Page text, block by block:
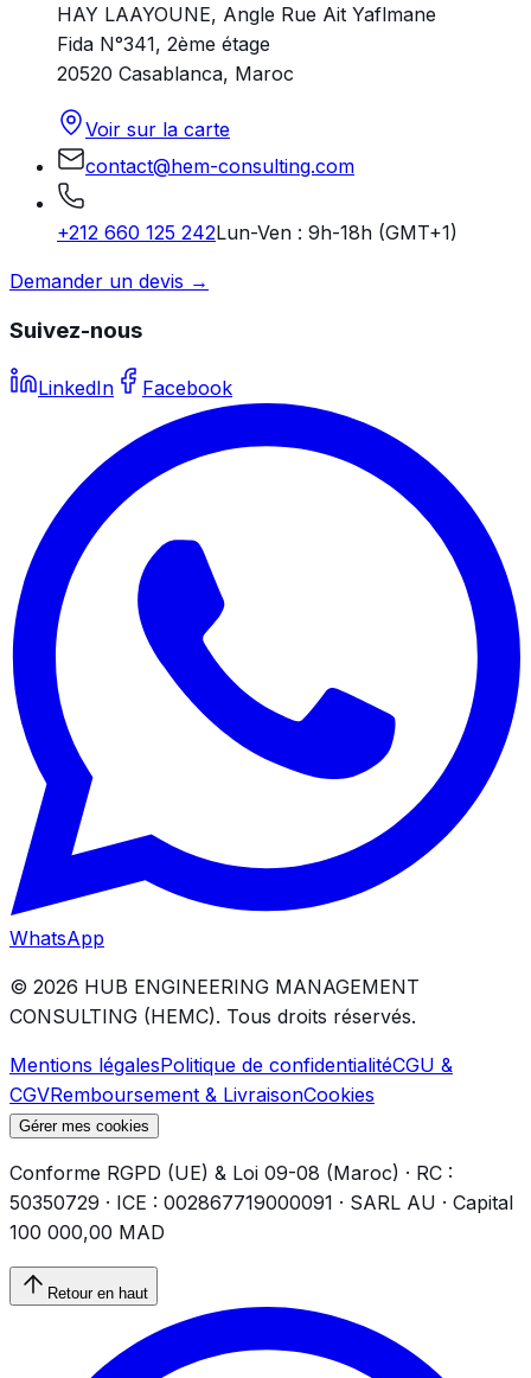
HAY LAAYOUNE, Angle Rue Ait Yaflmane
Fida N°341, 2ème étage
20520 Casablanca, Maroc
Voir sur la carte
contact@hem-consulting.com
+212 660 125 242Lun-Ven : 9h-18h (GMT+1)
Demander un devis →
Suivez-nous
LinkedIn Facebook
WhatsApp
© 2026 HUB ENGINEERING MANAGEMENT
CONSULTING (HEMC). Tous droits réservés.
Mentions légalesPolitique de confidentialitéCGU &
CGVRemboursement & LivraisonCookies
Gérer mes cookies
Conforme RGPD (UE) & Loi 09-08 (Maroc) · RC :
50350729 · ICE : 002867719000091 · SARL AU · Capital
100 000,00 MAD
Retour en haut